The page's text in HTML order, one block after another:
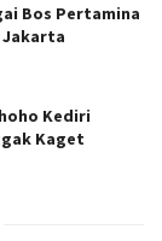
Bos Pertamina
Jakarta
Kediri
Kaget